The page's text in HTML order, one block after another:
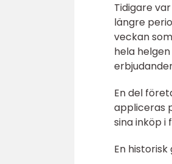
Tidigare
längre
veckan
hela
En del
appliceras
sina inköp i
En